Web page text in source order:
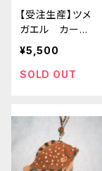
【受注生産】ツメ
ガエル カード
ポーチ
¥5,500
SOLD OUT